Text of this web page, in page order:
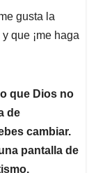
gusta la
que ¡me haga
que Dios no
de
cambiar.
pantalla de